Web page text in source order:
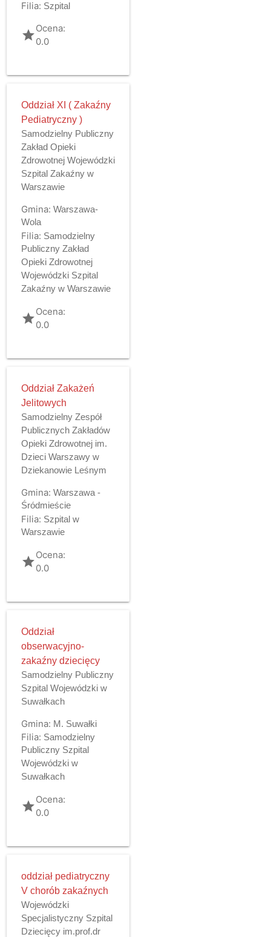
Filia: Szpital
gradeOcena:
0.0
Oddział XI ( Zakaźny
Pediatryczny )
Samodzielny Publiczny
Zakład Opieki
Zdrowotnej Wojewódzki
Szpital Zakaźny w
Warszawie
Gmina: Warszawa-
Wola
Filia: Samodzielny
Publiczny Zakład
Opieki Zdrowotnej
Wojewódzki Szpital
Zakaźny w Warszawie
gradeOcena:
0.0
Oddział Zakażeń
Jelitowych
Samodzielny Zespół
Publicznych Zakładów
Opieki Zdrowotnej im.
Dzieci Warszawy w
Dziekanowie Leśnym
Gmina: Warszawa -
Śródmieście
Filia: Szpital w
Warszawie
gradeOcena:
0.0
Oddział
obserwacyjno-
zakaźny dziecięcy
Samodzielny Publiczny
Szpital Wojewódzki w
Suwałkach
Gmina: M. Suwałki
Filia: Samodzielny
Publiczny Szpital
Wojewódzki w
Suwałkach
gradeOcena:
0.0
oddział pediatryczny
V chorób zakaźnych
Wojewódzki
Specjalistyczny Szpital
Dziecięcy im.prof.dr